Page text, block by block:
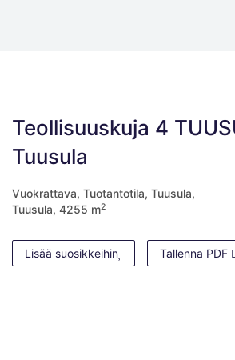
Teollisuuskuja 4
Tuusula
Vuokrattava, Tuotantotila, Tuusula,
Tuusula, 4255 m2
Lisää suosikkeihin Tallenna PDF